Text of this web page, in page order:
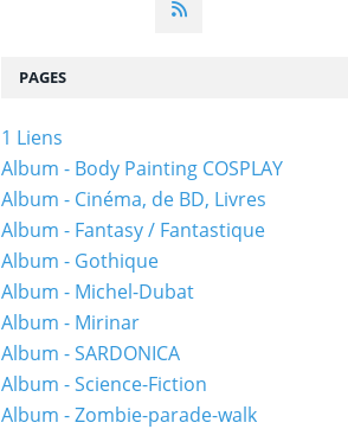
PAGES
1 Liens
Album - Body Painting COSPLAY
Album - Cinéma, de BD, Livres
Album - Fantasy / Fantastique
Album - Gothique
Album - Michel-Dubat
Album - Mirinar
Album - SARDONICA
Album - Science-Fiction
Album - Zombie-parade-walk